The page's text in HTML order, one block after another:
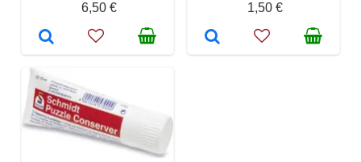
6,50 €
1,50 €